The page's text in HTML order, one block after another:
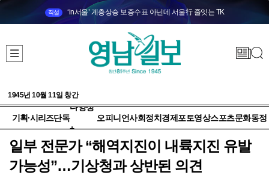
직설 ‘in서울’ 계층상승 보증수표 아닌데 서울行 줄잇는 TK
1945년 10월 11일 창간
기획·시리즈단독
다양성
+
오피니언사회정치 경제 포토영상스포츠문화동정
일부 전문가 “해역지진이 내륙지진 유발
가능성”…기상청과 상반된 의견